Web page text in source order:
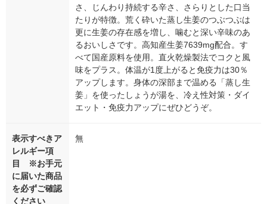
さ、じんわり持続する辛さ、さらりとした口当
たりが特徴。荒く砕いた蒸し生姜のつぶつぶは
更に生姜の存在感を増し、噛むと深い辛味のあ
るおいしさです。高知産生姜7639mg配合。す
べて国産原料を使用。直火乾燥製法でコクと風
味をプラス。体温が1度上がると免疫力は30％
アップします。身体の深部まで温める「蒸し生
姜」を使ったしょうが湯を、冷え性対策・ダイ
エット・免疫力アップにぜひどうぞ。
表示すべきア
レルギー項
目 ※お手元
に届いた商品
を必ずご確認
ください
無